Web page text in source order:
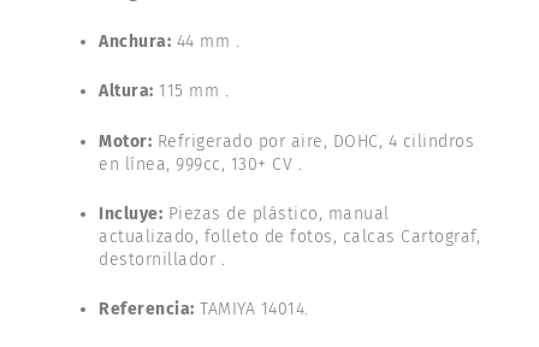
Anchura: 44 mm .
Altura: 115 mm .
Motor: Refrigerado por aire, DOHC, 4 cilindros
en línea, 999cc, 130+ CV .
Incluye: Piezas de plástico, manual
actualizado, folleto de fotos, calcas Cartograf,
destornillador .
Referencia: TAMIYA 14014.